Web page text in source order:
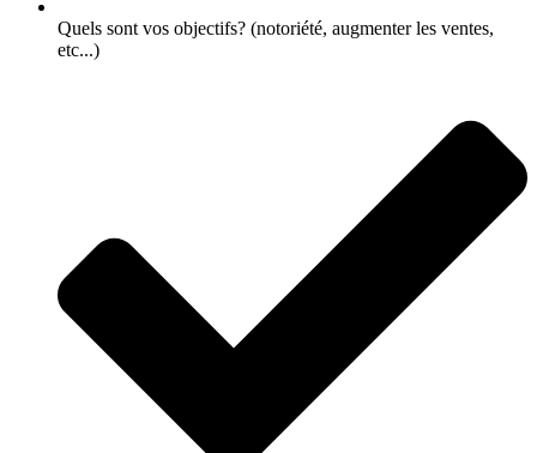
Quels sont vos objectifs? (notoriété, augmenter les ventes,
etc...)